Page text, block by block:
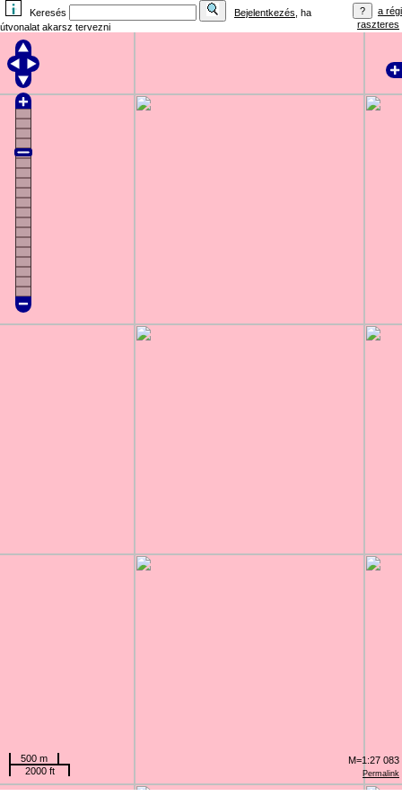
Keresés Bejelentkezés , ha
útvonalat akarsz tervezni
a régi
raszteres
Permalink
500 m
2000 ft
M=1:27 083